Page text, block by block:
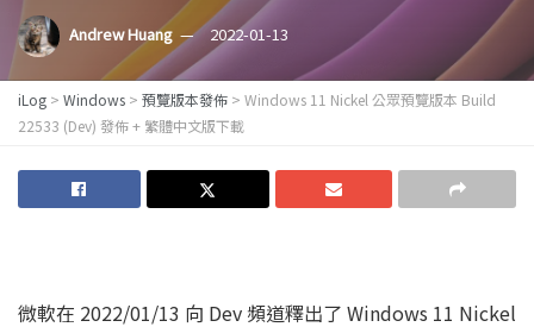
Andrew Huang 2022-01-13
iLog > Windows > 預覽版本發佈 > Windows 11 Nickel 公眾預覽版本 Build
22533 (Dev) 發佈 + 繁體中文版下載
微軟在 2022/01/13 向 Dev 頻道釋出了 Windows 11 Nickel